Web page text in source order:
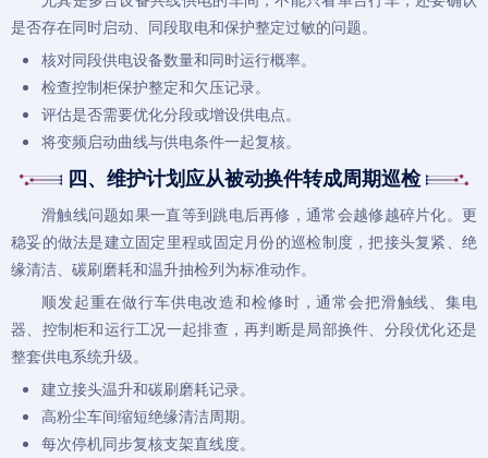
是否存在同时启动、同段取电和保护整定过敏的问题。
核对同段供电设备数量和同时运行概率。
检查控制柜保护整定和欠压记录。
评估是否需要优化分段或增设供电点。
将变频启动曲线与供电条件一起复核。
四、维护计划应从被动换件转成周期巡检
滑触线问题如果一直等到跳电后再修，通常会越修越碎片化。更
稳妥的做法是建立固定里程或固定月份的巡检制度，把接头复紧、绝
缘清洁、碳刷磨耗和温升抽检列为标准动作。
顺发起重在做行车供电改造和检修时，通常会把滑触线、集电
器、控制柜和运行工况一起排查，再判断是局部换件、分段优化还是
整套供电系统升级。
建立接头温升和碳刷磨耗记录。
高粉尘车间缩短绝缘清洁周期。
每次停机同步复核支架直线度。